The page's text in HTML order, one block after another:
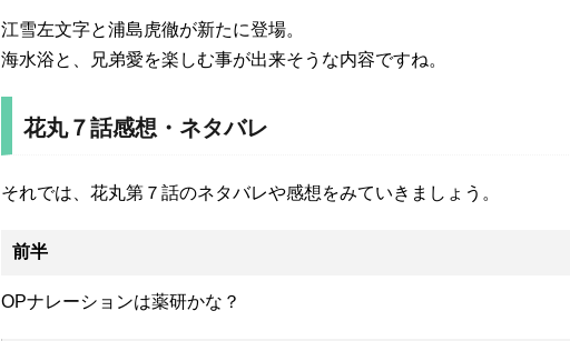
江雪左文字と浦島虎徹が新たに登場。
海水浴と、兄弟愛を楽しむ事が出来そうな内容ですね。
花丸７話感想・ネタバレ
それでは、花丸第７話のネタバレや感想をみていきましょう。
前半
OPナレーションは薬研かな？